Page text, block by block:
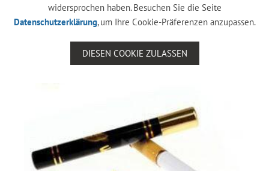
widersprochen haben. Besuchen Sie die Seite
Datenschutzerklärung, um Ihre Cookie-Präferenzen anzupassen.
DIESEN COOKIE ZULASSEN